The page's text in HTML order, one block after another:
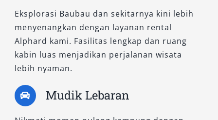
mengorbankan pengalaman berkendara yang
mewah. Sangat direkomendasikan untuk
pelanggan korporat dan perjalanan dinas
Pilihan Tipe Alphard yang
Disesuaikan dengan Kebutuhan
Anda
Eksplorasi Baubau dan sekitarnya kini lebih
menyenangkan dengan layanan rental
Alphard kami. Fasilitas lengkap dan ruang
kabin luas menjadikan perjalanan wisata
lebih nyaman.
Mudik Lebaran